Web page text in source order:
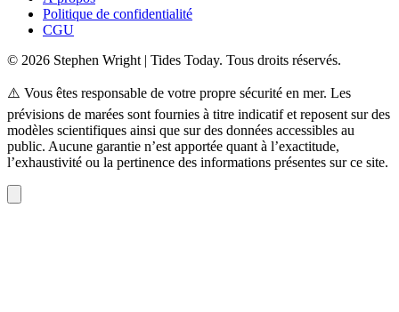
Politique de confidentialité
CGU
© 2026 Stephen Wright | Tides Today. Tous droits réservés.
⚠️ Vous êtes responsable de votre propre sécurité en mer. Les
prévisions de marées sont fournies à titre indicatif et reposent sur des
modèles scientifiques ainsi que sur des données accessibles au
public. Aucune garantie n’est apportée quant à l’exactitude,
l’exhaustivité ou la pertinence des informations présentes sur ce site.